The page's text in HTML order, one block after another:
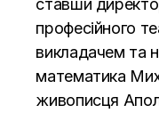
ставши
професійного
викладачем та
математика
живописця